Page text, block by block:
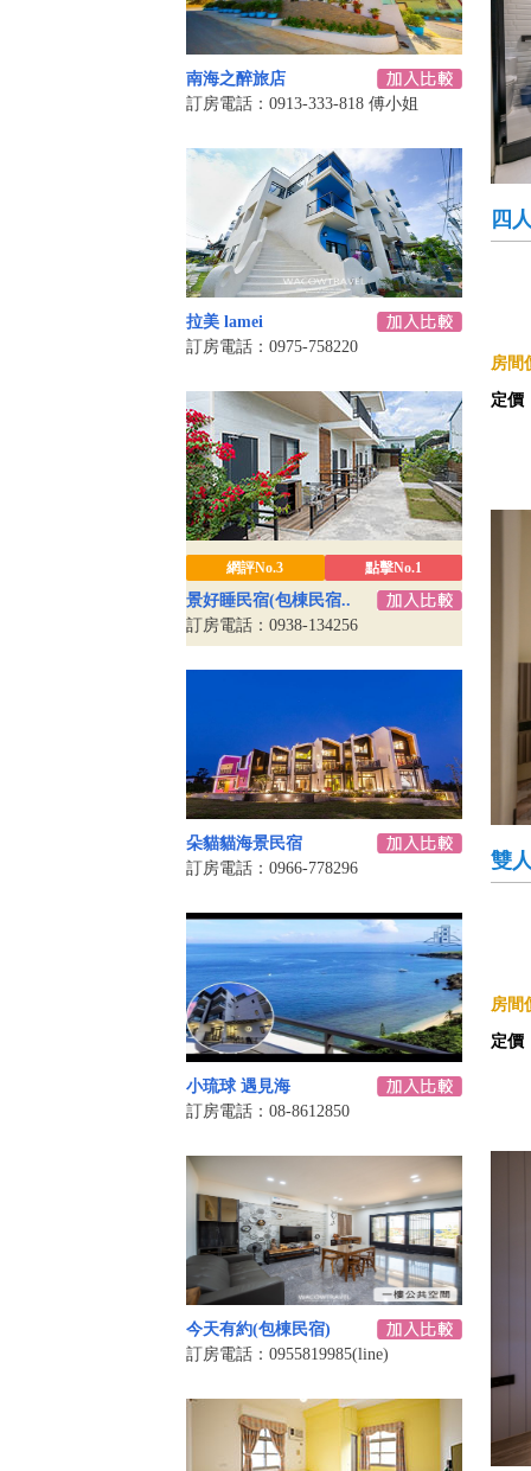
南海之醉旅店
訂房電話：0913-333-818 傅小姐
拉美 lamei
訂房電話：0975-758220
網評No.3 點擊No.1
景好睡民宿(包棟民宿..
訂房電話：0938-134256
朵貓貓海景民宿
訂房電話：0966-778296
小琉球 遇見海
訂房電話：08-8612850
今天有約(包棟民宿)
訂房電話：0955819985(line)
四
房間
定價
雙
房間
定價